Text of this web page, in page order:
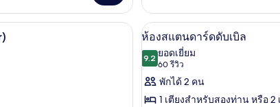
เกี่ยว
กับ
ห้อง
เนียร์
ท
ห้องดับเบิล, ระเบียง (Exterior) | ผ้าปูที่นอนฝ้ายอียิปต์, เครื่องนอนระดับพรี
เปิด
ภาพถ่าย
ทั้งหมด
ของ
14
ห้องสแตนดาร์ดดับเบิล
9.29.2 จาก 10
ยอดเยี่ยม
60 รีวิว
(60
รีวิว)
พักได้ 2 คน
1 เตียงสำหรับสองท่าน หรือ 2